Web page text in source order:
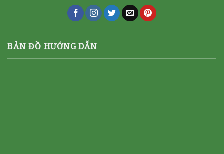
BẢN ĐỒ HƯỚNG DẪN